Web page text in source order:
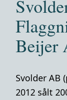
Beijer
Svolder AB
2012 sålt